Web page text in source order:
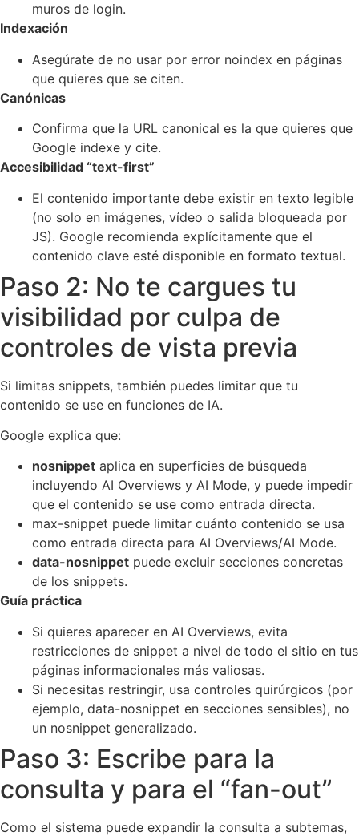
muros de login.
Indexación
Asegúrate de no usar por error noindex en páginas
que quieres que se citen.
Canónicas
Confirma que la URL canonical es la que quieres que
Google indexe y cite.
Accesibilidad “text-first”
El contenido importante debe existir en texto legible
(no solo en imágenes, vídeo o salida bloqueada por
JS). Google recomienda explícitamente que el
contenido clave esté disponible en formato textual.
Paso 2: No te cargues tu
visibilidad por culpa de
controles de vista previa
Si limitas snippets, también puedes limitar que tu
contenido se use en funciones de IA.
Google explica que:
nosnippet aplica en superficies de búsqueda
incluyendo AI Overviews y AI Mode, y puede impedir
que el contenido se use como entrada directa.
max-snippet puede limitar cuánto contenido se usa
como entrada directa para AI Overviews/AI Mode.
data-nosnippet puede excluir secciones concretas
de los snippets.
Guía práctica
Si quieres aparecer en AI Overviews, evita
restricciones de snippet a nivel de todo el sitio en tus
páginas informacionales más valiosas.
Si necesitas restringir, usa controles quirúrgicos (por
ejemplo, data-nosnippet en secciones sensibles), no
un nosnippet generalizado.
Paso 3: Escribe para la
consulta y para el “fan-out”
Como el sistema puede expandir la consulta a subtemas,